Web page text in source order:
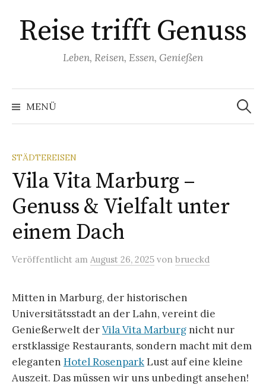
zum
Inhalt
Reise trifft Genuss
Leben, Reisen, Essen, Genießen
MENÜ
Suchen
nach:
STÄDTEREISEN
Vila Vita Marburg –
Genuss & Vielfalt unter
einem Dach
Veröffentlicht am August 26, 2025 von brueckd
Mitten in Marburg, der historischen
Universitätsstadt an der Lahn, vereint die
Genießerwelt derVila Vita Marburg nicht nur
erstklassige Restaurants, sondern macht mit dem
eleganten Hotel RosenparkLust auf eine kleine
Auszeit. Das müssen wir uns unbedingt ansehen!